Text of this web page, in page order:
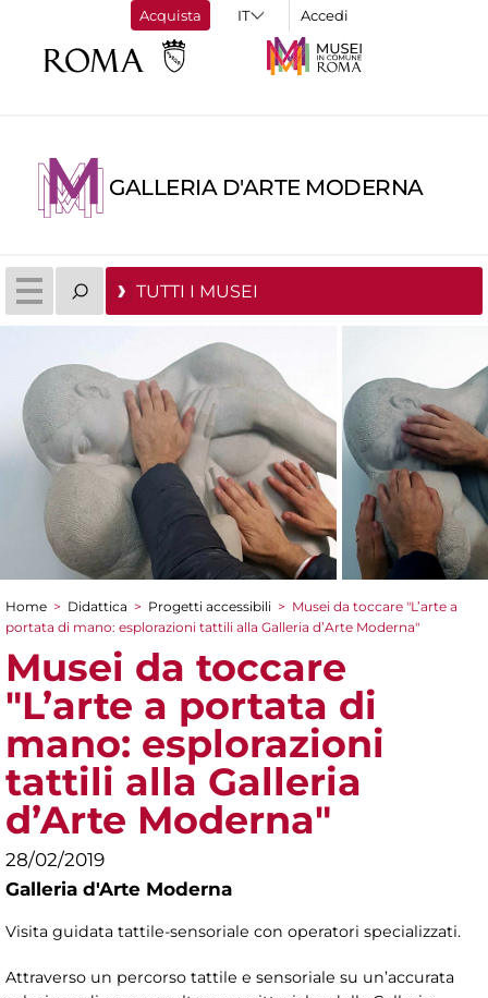
Acquista Accedi
GALLERIA D'ARTE MODERNA
TUTTI I MUSEI
Tu sei qui
Home > Didattica > Progetti accessibili > Musei da toccare "L’arte a
portata di mano: esplorazioni tattili alla Galleria d’Arte Moderna"
Musei da toccare
"L’arte a portata di
mano: esplorazioni
tattili alla Galleria
d’Arte Moderna"
28/02/2019
Galleria d'Arte Moderna
Visita guidata tattile-sensoriale con operatori specializzati.
Attraverso un percorso tattile e sensoriale su un’accurata